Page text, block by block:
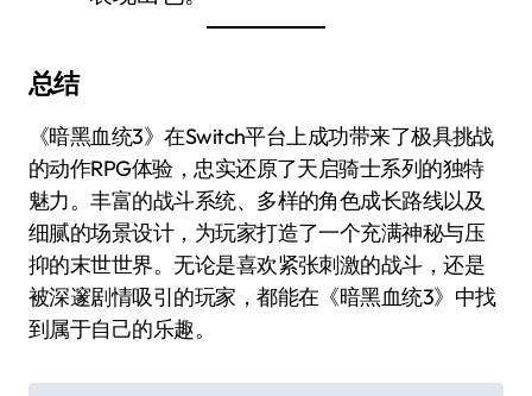
总结
《暗黑血统3》在Switch平台上成功带来了极具挑战
的动作RPG体验，忠实还原了天启骑士系列的独特
魅力。丰富的战斗系统、多样的角色成长路线以及
细腻的场景设计，为玩家打造了一个充满神秘与压
抑的末世世界。无论是喜欢紧张刺激的战斗，还是
被深邃剧情吸引的玩家，都能在《暗黑血统3》中找
到属于自己的乐趣。